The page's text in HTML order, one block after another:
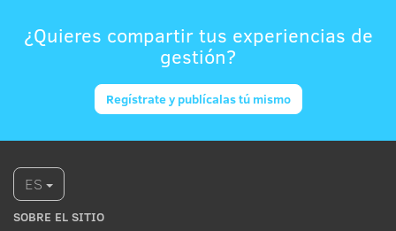
¿Quieres compartir tus experiencias de
gestión?
Regístrate y publícalas tú mismo
ES
SOBRE EL SITIO